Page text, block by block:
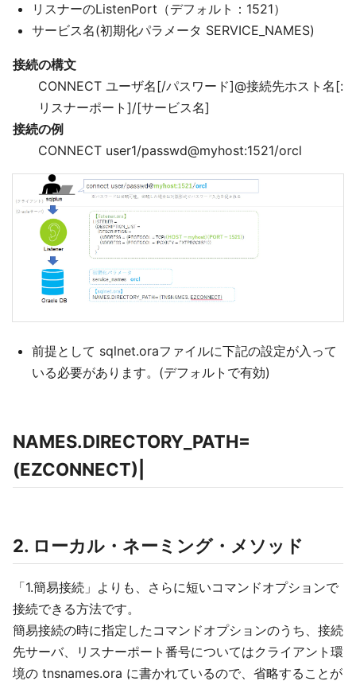
リスナーのListenPort（デフォルト：1521）
サービス名(初期化パラメータ SERVICE_NAMES)
接続の構文
CONNECT ユーザ名[/パスワード]@接続先ホスト名[:
リスナーポート]/[サービス名]
接続の例
CONNECT user1/passwd@myhost:1521/orcl
前提として sqlnet.oraファイルに下記の設定が入って
いる必要があります。(デフォルトで有効)
NAMES.DIRECTORY_PATH=
(EZCONNECT)|
2. ローカル・ネーミング・メソッド
「1.簡易接続」よりも、さらに短いコマンドオプションで
接続できる方法です。
簡易接続の時に指定したコマンドオプションのうち、接続
先サーバ、リスナーポート番号についてはクライアント環
境の tnsnames.ora に書かれているので、省略することが